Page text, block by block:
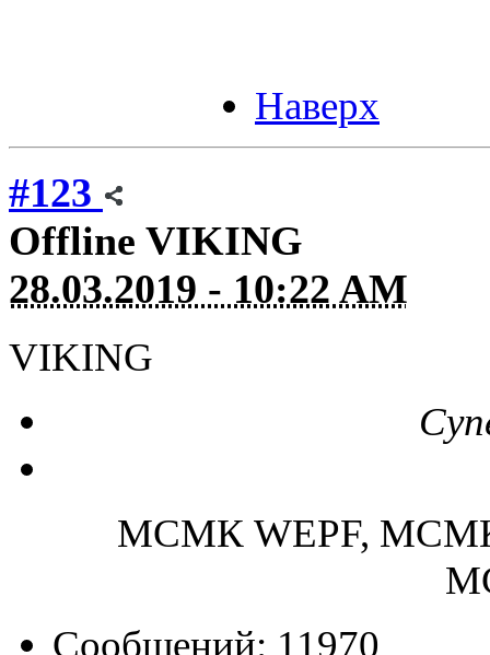
Наверх
#123
Offline VIKING
28.03.2019 - 10:22 AM
VIKING
МСМК WEPF,
Сообщений: 11970